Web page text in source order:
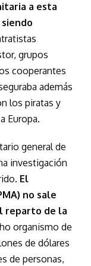
a esta
grupos
cooperantes
además
los piratas y
Europa.
general de
investigación
El
no sale
reparto de la
organismo de
de dólares
de personas,